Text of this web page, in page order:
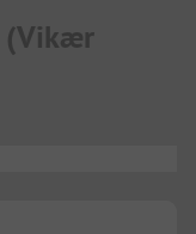
(Vikær